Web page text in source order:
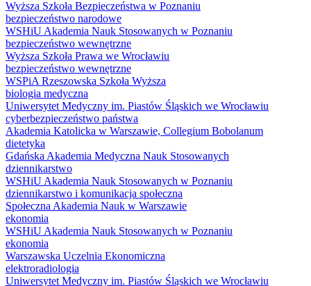
Wyższa Szkoła Bezpieczeństwa w Poznaniu
bezpieczeństwo narodowe
WSHiU Akademia Nauk Stosowanych w Poznaniu
bezpieczeństwo wewnętrzne
Wyższa Szkoła Prawa we Wrocławiu
bezpieczeństwo wewnętrzne
WSPiA Rzeszowska Szkoła Wyższa
biologia medyczna
Uniwersytet Medyczny im. Piastów Śląskich we Wrocławiu
cyberbezpieczeństwo państwa
Akademia Katolicka w Warszawie, Collegium Bobolanum
dietetyka
Gdańska Akademia Medyczna Nauk Stosowanych
dziennikarstwo
WSHiU Akademia Nauk Stosowanych w Poznaniu
dziennikarstwo i komunikacja społeczna
Społeczna Akademia Nauk w Warszawie
ekonomia
WSHiU Akademia Nauk Stosowanych w Poznaniu
ekonomia
Warszawska Uczelnia Ekonomiczna
elektroradiologia
Uniwersytet Medyczny im. Piastów Śląskich we Wrocławiu